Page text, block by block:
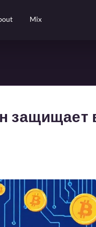
Mix
защищает